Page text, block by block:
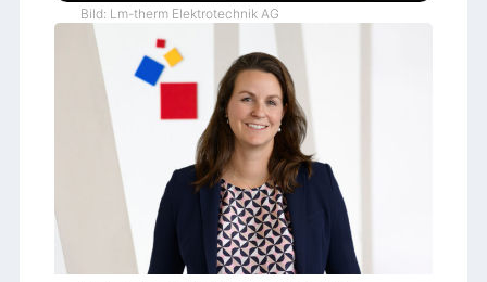
Bild: Lm-therm Elektrotechnik AG